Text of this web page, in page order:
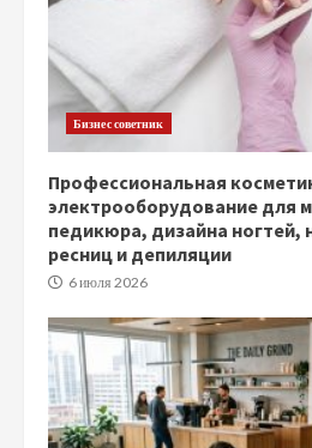
Бизнес советник
Профессиональная
электрооборудование для
педикюра, дизайна ногтей,
ресниц и депиляции
6 июля 2026